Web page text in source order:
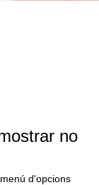
no
d'opcions